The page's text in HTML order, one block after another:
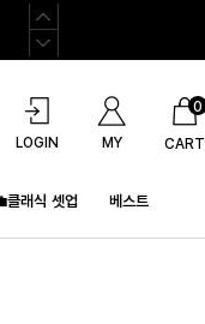
LOGIN MY CART
0
클래식 셋업 베스트